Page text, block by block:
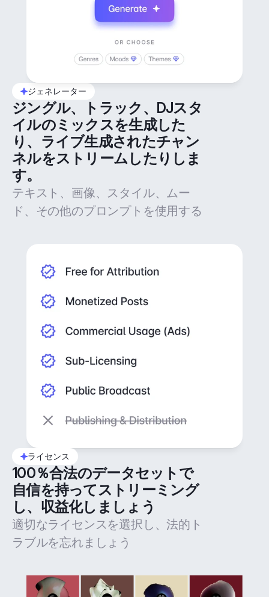
ジェネレーター
ジングル、トラック、DJスタ
イルのミックスを生成した
り、ライブ生成されたチャン
ネルをストリームしたりしま
す。
テキスト、画像、スタイル、ムー
ド、その他のプロンプトを使用する
ライセンス
100％合法のデータセットで
自信を持ってストリーミング
し、収益化しましょう
適切なライセンスを選択し、法的ト
ラブルを忘れましょう